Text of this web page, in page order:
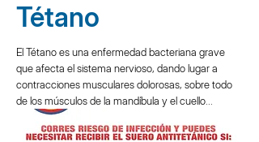
Tétano
El Tétano es una enfermedad bacteriana grave
que afecta el sistema nervioso, dando lugar a
contracciones musculares dolorosas, sobre todo
de los músculos de la mandíbula y el cuello...